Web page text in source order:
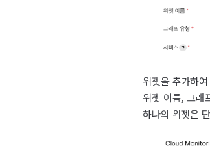
위젯을 추가하
위젯 이름, 그래
하나의 위젯은